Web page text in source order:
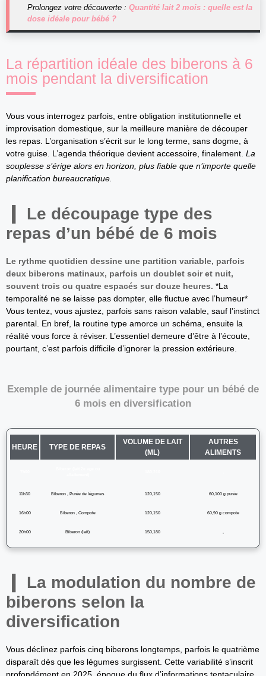
Prolongez votre découverte : Quantité lait 2 mois : quelle est la
dose idéale pour bébé ?
La répartition idéale des biberons à 6
mois pendant la diversification
Vous vous interrogez parfois, entre obligation institutionnelle et
improvisation domestique, sur la meilleure manière de découper
les repas. L’organisation s’écrit sur le long terme, sans dogme, à
votre guise. L’agenda théorique devient accessoire, finalement. La
souplesse s’érige alors en horizon, plus fiable que n’importe quelle
planification bureaucratique.
Le découpage type des
repas d’un bébé de 6 mois
Le rythme quotidien dessine une partition variable, parfois
deux biberons matinaux, parfois un doublet soir et nuit,
souvent trois ou quatre espacés sur douze heures. *La
temporalité ne se laisse pas dompter, elle fluctue avec l’humeur*
Vous tentez, vous ajustez, parfois sans raison valable, sauf l’instinct
parental. En bref, la routine type amorce un schéma, ensuite la
réalité vous force à réviser. L’essentiel demeure d’être à l’écoute,
pourtant, c’est parfois difficile d’ignorer la pression extérieure.
Exemple de journée alimentaire type pour un bébé de
6 mois en diversification
HEURE TYPE DE REPAS
VOLUME DE LAIT
(ML)
AUTRES
ALIMENTS
11h30 Biberon , Purée de légumes 120,150 60,100 g purée
16h00 Biberon , Compote 120,150 60,90 g compote
20h00 Biberon (lait) 150,180
La modulation du nombre de
biberons selon la
diversification
Vous déclinez parfois cinq biberons longtemps, parfois le quatrième
disparaît dès que les légumes surgissent. Cette variabilité s’inscrit